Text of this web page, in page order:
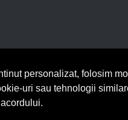
personalizat, folosim
uri sau tehnologii